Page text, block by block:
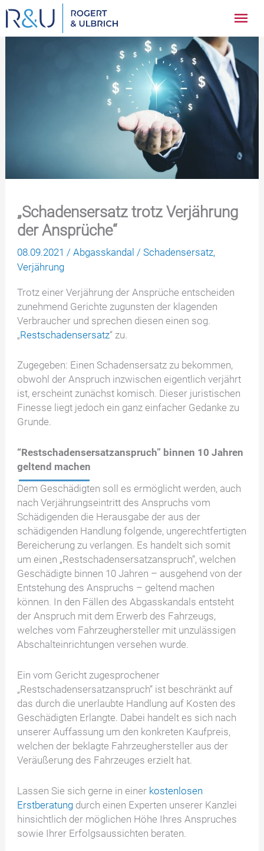
Zum
Inhalt
springen
„Schadensersatz trotz Verjährung
der Ansprüche“
08.09.2021/Abgasskandal /Schadensersatz,
Verjährung
Trotz einer Verjährung der Ansprüche entscheiden
zunehmend Gerichte zugunsten der klagenden
Verbraucher und sprechen diesen einen sog.
„Restschadensersatz“ zu.
Zugegeben: Einen Schadensersatz zu bekommen,
obwohl der Anspruch inzwischen eigentlich verjährt
ist, erscheint zunächst komisch. Dieser juristischen
Finesse liegt jedoch ein ganz einfacher Gedanke zu
Grunde.
“Restschadensersatzanspruch” binnen 10 Jahren
geltend machen
Dem Geschädigten soll es ermöglicht werden, auch
nach Verjährungseintritt des Anspruchs vom
Schädigenden die Herausgabe der aus der
schädigenden Handlung folgende, ungerechtfertigten
Bereicherung zu verlangen. Es handelt sich somit
um einen „Restschadensersatzanspruch“, welchen
Geschädigte binnen 10 Jahren – ausgehend von der
Entstehung des Anspruchs – geltend machen
können. In den Fällen des Abgasskandals entsteht
der Anspruch mit dem Erwerb des Fahrzeugs,
welches vom Fahrzeughersteller mit unzulässigen
Abschalteinrichtungen versehen wurde.
Ein vom Gericht zugesprochener
„Restschadensersatzanspruch“ ist beschränkt auf
das durch die unerlaubte Handlung auf Kosten des
Geschädigten Erlangte. Dabei handelt es sich nach
unserer Auffassung um den konkreten Kaufpreis,
welchen der beklagte Fahrzeughersteller aus der
Veräußerung des Fahrzeuges erzielt hat.
Lassen Sie sich gerne in einer kostenlosen
Erstberatung durch einen Experten unserer Kanzlei
hinsichtlich der möglichen Höhe Ihres Anspruches
sowie Ihrer Erfolgsaussichten beraten.